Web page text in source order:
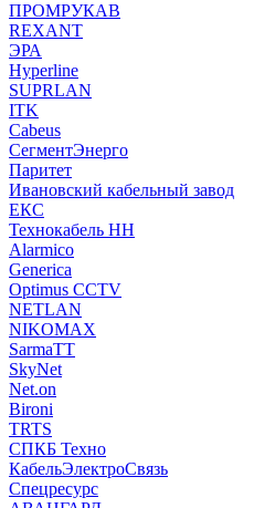
ПРОМРУКАВ
REXANT
ЭРА
Hyperline
SUPRLAN
ITK
Cabeus
СегментЭнерго
Паритет
Ивановский кабельный завод
ЕКС
Технокабель НН
Alarmico
Generica
Optimus CCTV
NETLAN
NIKOMAX
SarmaTT
SkyNet
Net.on
Bironi
TRTS
СПКБ Техно
КабельЭлектроСвязь
Спецресурс